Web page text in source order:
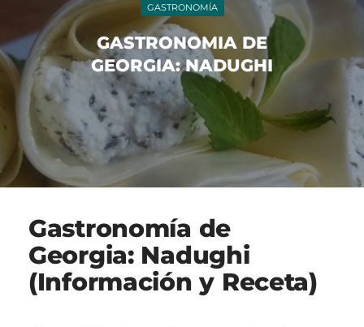
GASTRONOMÍA
GASTRONOMIA DE
GEORGIA: NADUGHI
Gastronomía de
Georgia: Nadughi
(Información y Receta)